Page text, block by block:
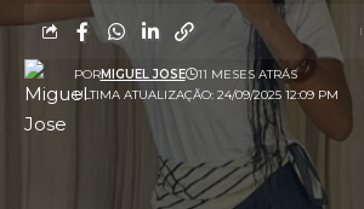
ULTIMA ATUALIZAÇÃO: 24/09/2025 12:09 PM
PORMIGUEL JOSE 11 MESES ATRÁS